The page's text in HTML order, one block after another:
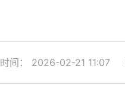
时间： 2026-02-21 11:07